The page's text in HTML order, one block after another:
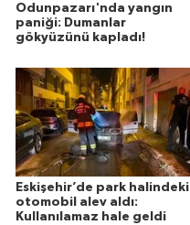
Odunpazarı'nda yangın
paniği: Dumanlar
gökyüzünü kapladı!
Eskişehir’de park halindeki
otomobil alev aldı:
Kullanılamaz hale geldi